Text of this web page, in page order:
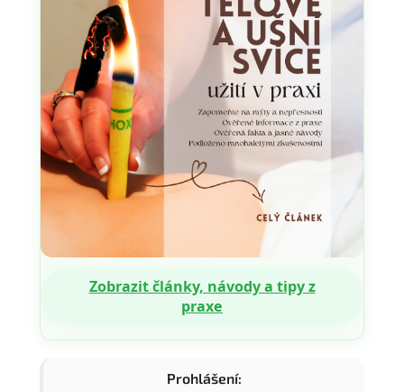
Zobrazit články, návody a tipy z
praxe
Prohlášení: